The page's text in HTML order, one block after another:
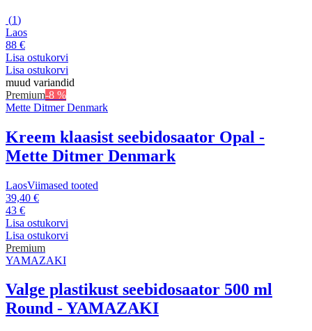
(1)
Laos
88 €
Lisa ostukorvi
Lisa ostukorvi
muud variandid
Premium-8 %
Mette Ditmer Denmark
Kreem klaasist seebidosaator Opal -
Mette Ditmer Denmark
LaosViimased tooted
39,40 €
43 €
Lisa ostukorvi
Lisa ostukorvi
Premium
YAMAZAKI
Valge plastikust seebidosaator 500 ml
Round - YAMAZAKI